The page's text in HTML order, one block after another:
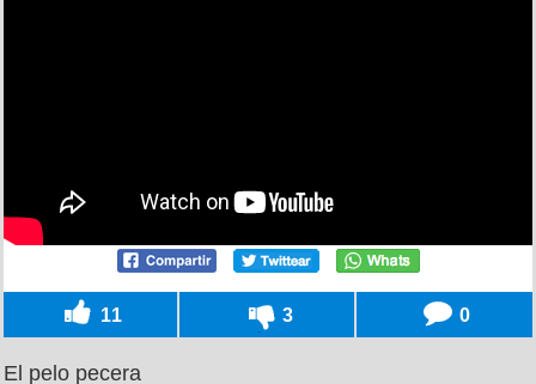
11 3 0
El pelo pecera